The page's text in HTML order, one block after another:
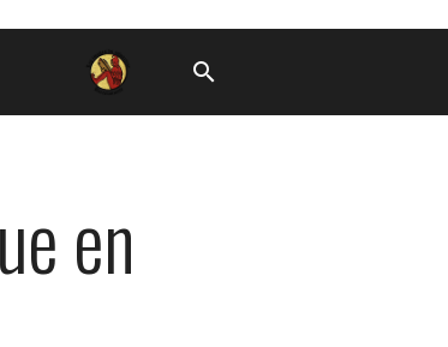
en